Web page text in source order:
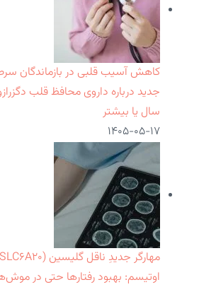
کاهش آسیب قلبی در بازماندگان
سال یا بیشتر
۱۴۰۵-۰۵-۱۷
اوتیسم: بهبود رفتارها حتی در